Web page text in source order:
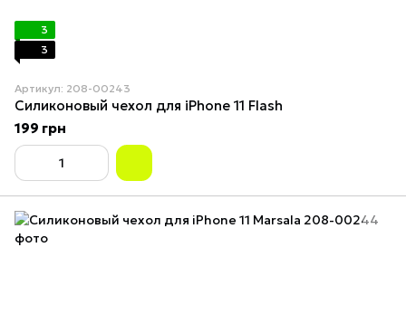
3
3
Артикул: 208-00243
Силиконовый чехол для iPhone 11 Flash
199 грн